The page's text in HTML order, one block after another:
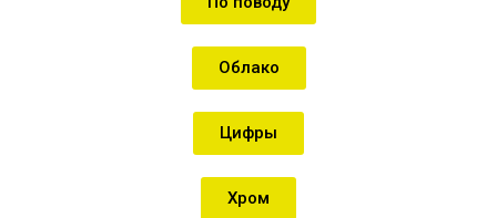
Облако
Цифры
Хром